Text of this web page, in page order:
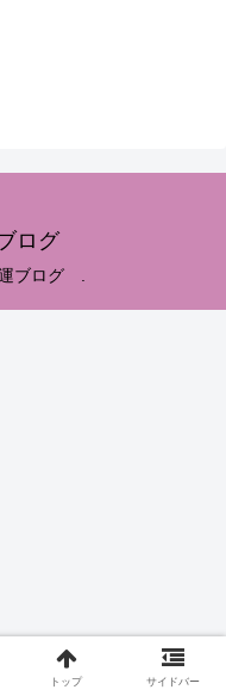
ログ
ブログ .
トップ サイドバー